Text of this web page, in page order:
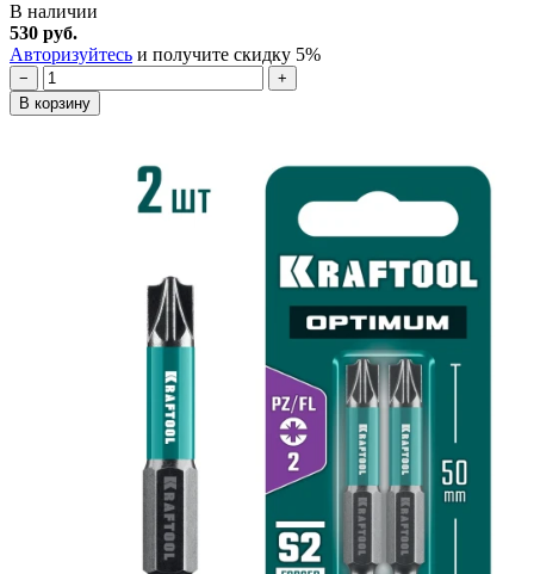
В наличии
530 руб.
Авторизуйтесь и получите скидку 5%
−
+
В корзину